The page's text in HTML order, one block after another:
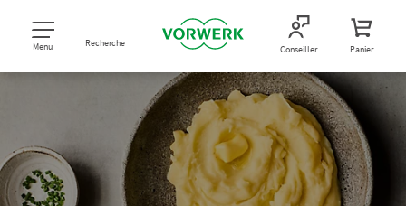
Menu Recherche Conseiller Panier